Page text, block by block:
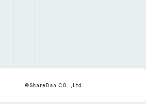
©ShareDan CO. ,Ltd.